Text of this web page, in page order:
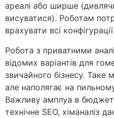
ареалі або ширше
висуватися). Роботам
врахувати всі
Робота з приватними
відомих варіантів для
звичайного бізнесу. Таке
але наполягає на
Важливу амплуа в
технічне SEO, хіманаліз